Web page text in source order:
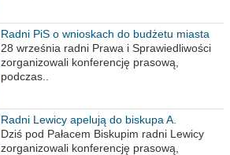
Radni PiS o wnioskach do budżetu miasta
na 2021 rok
28 września radni Prawa i Sprawiedliwości
zorganizowali konferencję prasową,
podczas..
Radni Lewicy apelują do biskupa A.
Wiesława Meringa
Dziś pod Pałacem Biskupim radni Lewicy
zorganizowali konferencję prasową,